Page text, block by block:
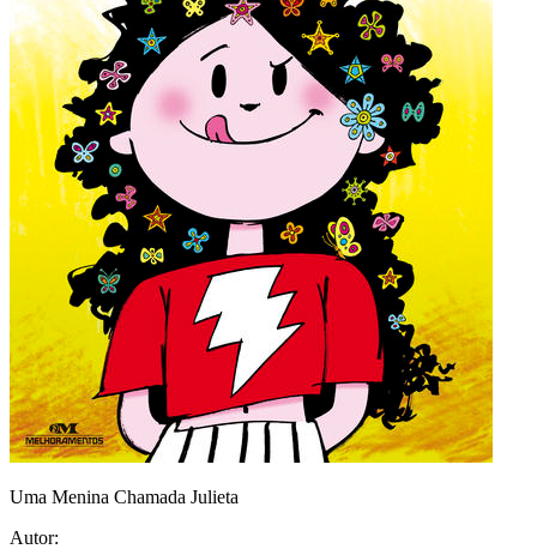
Uma Menina Chamada Julieta
Autor: